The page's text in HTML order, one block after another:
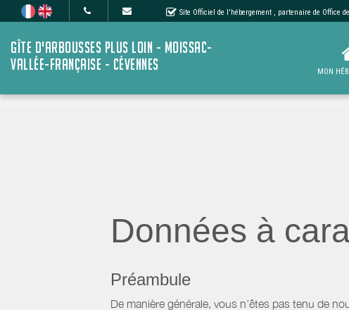
Site Officiel de l'hébergement , partenaire de Office
GÎTE D'ARBOUSSES PLUS LOIN - MOISSAC-
VALLÉE-FRANÇAISE - CÉVENNES
MON
Données à
Préambule
De manière générale, vous n’êtes pas tenu de